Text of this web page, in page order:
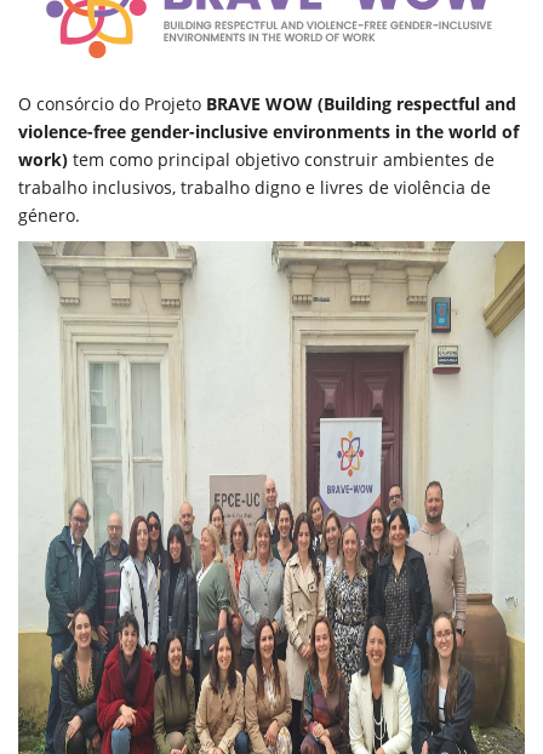
O consórcio do Projeto BRAVE WOW (Building respectful and
violence-free gender-inclusive environments in the world of
work) tem como principal objetivo construir ambientes de
trabalho inclusivos, trabalho digno e livres de violência de
género.